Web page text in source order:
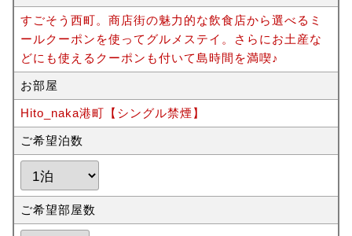
すごそう西町。商店街の魅力的な飲食店から選べるミ
ールクーポンを使ってグルメステイ。さらにお土産な
どにも使えるクーポンも付いて島時間を満喫♪
お部屋
Hito_naka港町【シングル禁煙】
ご希望泊数
ご希望部屋数